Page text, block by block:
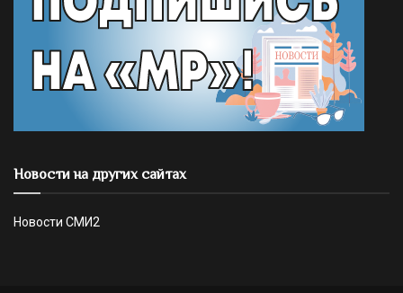
Новости на других сайтах
Новости СМИ2